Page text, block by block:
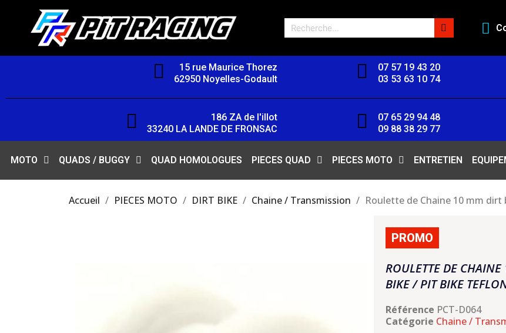
15 rue Maurice Thorez
62950 Noyelles-Godault
07 57 19 43 20
03 53 63 10 74
186 ZA de l'illot
33240 LA LANDE DE FRONSAC
07 65 29 94 48
09 88 38 29 77
MOTO QUADS / BUGGY QUAD HOMOLOGUES PIECES QUAD PIECES MOTO ENTRETIEN
Accueil PIECES MOTO DIRT BIKE Chaine / Transmission Roulette de Chaine 10 mm
PROMO
ROULETTE DE
BIKE / PIT BIKE
Référence PCT-D064
Catégorie Chaine /